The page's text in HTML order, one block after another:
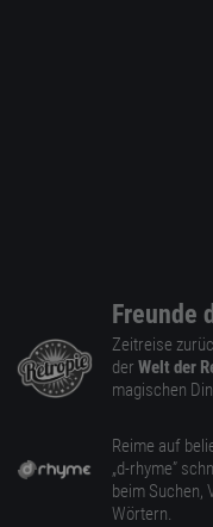
Freunde
Zeitreise
der Welt der
magischen
Reime auf
„d-rhyme”
beim Suchen,
Wörtern.